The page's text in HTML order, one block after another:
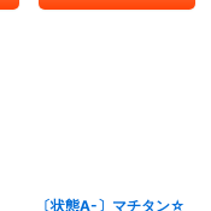
〔状態A-〕マチタン☆